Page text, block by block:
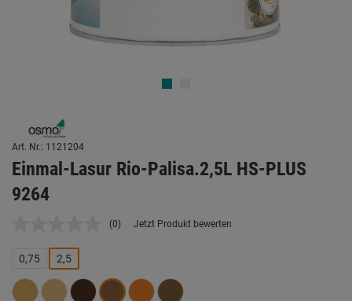
Art. Nr.: 1121204
Einmal-Lasur Rio-Palisa.2,5L HS-PLUS
9264
Kein
derselben
Seite.
(0) Jetzt Produkt bewerten
0,75 2,5